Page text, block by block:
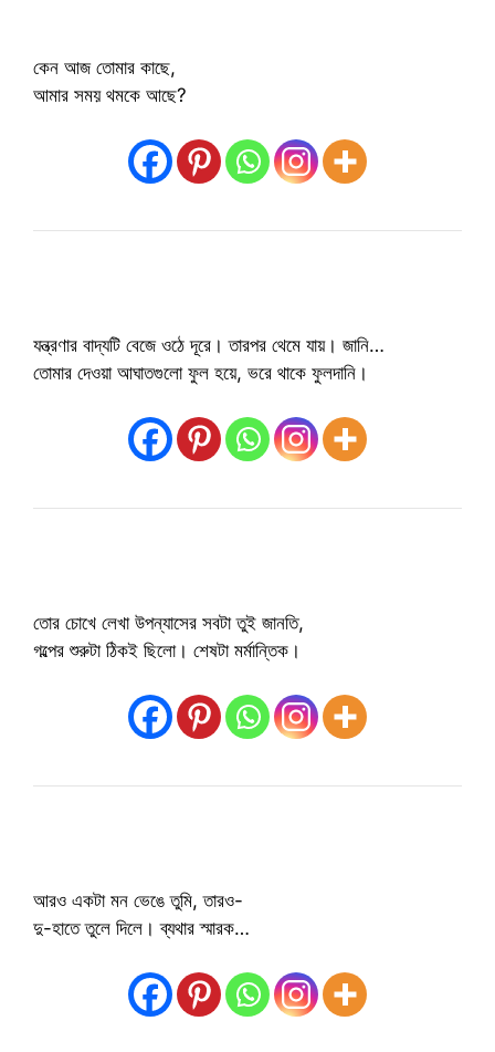
কেন আজ তোমার কাছে,
আমার সময় থমকে আছে?
যন্ত্রণার বাদ্যটি বেজে ওঠে দূরে। তারপর থেমে যায়। জানি…
তোমার দেওয়া আঘাতগুলো ফুল হয়ে, ভরে থাকে ফুলদানি।
তোর চোখে লেখা উপন্যাসের সবটা তুই জানতি,
গল্পের শুরুটা ঠিকই ছিলো। শেষটা মর্মান্তিক।
আরও একটা মন ভেঙে তুমি, তারও-
দু-হাতে তুলে দিলে। ব্যথার স্মারক…